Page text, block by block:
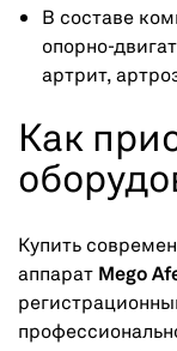
В составе
опорно-
артрит,
Как
Купить
аппарат Mego